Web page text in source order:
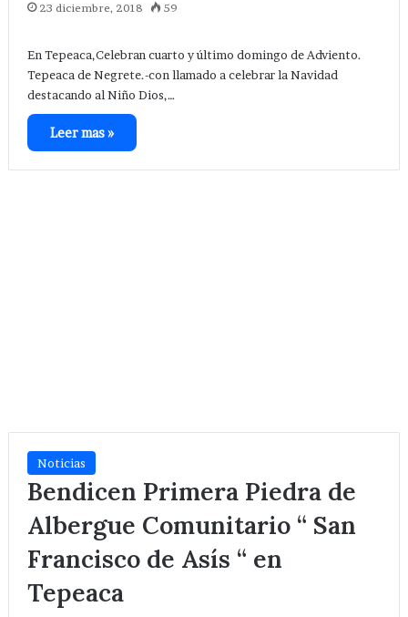
23 diciembre, 2018 59
En Tepeaca,Celebran cuarto y último domingo de Adviento.
Tepeaca de Negrete.-con llamado a celebrar la Navidad
destacando al Niño Dios,…
Leer mas »
Noticias
Bendicen Primera Piedra de
Albergue Comunitario “ San
Francisco de Asís “ en
Tepeaca